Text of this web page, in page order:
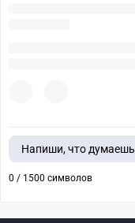
Напиши, что думаешь
0 / 1500 символов